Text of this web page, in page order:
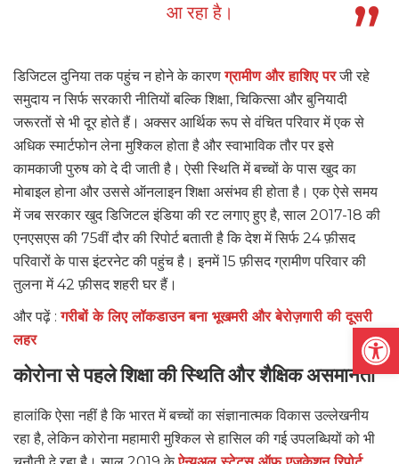
आ रहा है।
डिजिटल दुनिया तक पहुंच न होने के कारणग्रामीण और हाशिए परजी रहे
समुदाय न सिर्फ सरकारी नीतियों बल्कि शिक्षा, चिकित्सा और बुनियादी
जरूरतों से भी दूर होते हैं। अक्सर आर्थिक रूप से वंचित परिवार में एक से
अधिक स्मार्टफोन लेना मुश्किल होता है और स्वाभाविक तौर पर इसे
कामकाजी पुरुष को दे दी जाती है। ऐसी स्थिति में बच्चों के पास खुद का
मोबाइल होना और उससे ऑनलाइन शिक्षा असंभव ही होता है। एक ऐसे समय
में जब सरकार खुद डिजिटल इंडिया की रट लगाए हुए है, साल 2017-18 की
एनएसएस की 75वीं दौर की रिपोर्ट बताती है कि देश में सिर्फ 24 फ़ीसद
परिवारों के पास इंटरनेट की पहुंच है। इनमें 15 फ़ीसद ग्रामीण परिवार की
तुलना में 42 फ़ीसद शहरी घर हैं।
और पढ़ें :गरीबों के लिए लॉकडाउन बना भूखमरी और बेरोज़गारी की दूसरी
लहर
कोरोना से पहले शिक्षा की स्थिति और शैक्षिक असमानता
हालांकि ऐसा नहीं है कि भारत में बच्चों का संज्ञानात्मक विकास उल्लेखनीय
रहा है, लेकिन कोरोना महामारी मुश्किल से हासिल की गई उपलब्धियों को भी